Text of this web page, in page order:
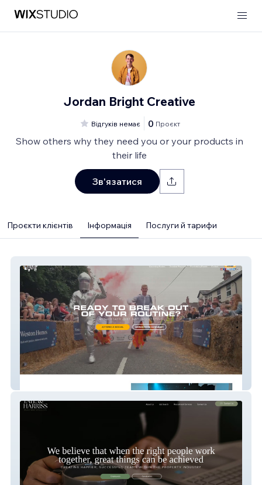
Jordan Bright Creative
Відгуків немає 0 Проєкт
Show others why they need you or your products in
their life
Зв'язатися
Проєкти клієнтів Інформація Послуги й тарифи
Great Dunmow Round Table